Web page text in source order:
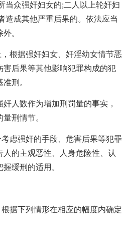
当众强奸妇女的;二人以上轮奸妇
造成其他严重后果的。依法应当
。
据强奸妇女、奸淫幼女情节恶
后果等其他影响犯罪构成的犯
刑。
人数作为增加刑罚量的事实，
刑情节。
强奸的手段、危害后果等犯罪
的主观恶性、人身危险性、认
缓刑的适用。
下列情形在相应的幅度内确定